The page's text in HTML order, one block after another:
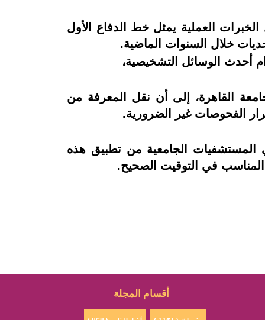
الخبرات العملية يمثل خط الدفاع الأول
خلال السنوات الماضية.
أحدث الوسائل التشخيصية،
القاهرة، إلى أن نقل المعرفة من
الفحوصات غير الضرورية.
المستشفيات الجامعية من تطبيق هذه
في التوقيت الصحيح.
أقسام المجلة